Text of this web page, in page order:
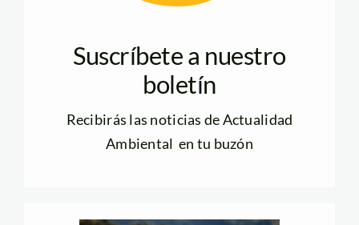
Suscríbete a nuestro
boletín
Recibirás las noticias de Actualidad
Ambiental en tu buzón